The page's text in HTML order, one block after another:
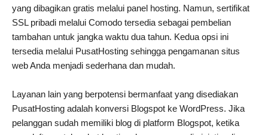
yang dibagikan gratis melalui panel hosting. Namun, sertifikat
SSL pribadi melalui Comodo tersedia sebagai pembelian
tambahan untuk jangka waktu dua tahun. Kedua opsi ini
tersedia melalui PusatHosting sehingga pengamanan situs
web Anda menjadi sederhana dan mudah.​​
Layanan lain yang berpotensi bermanfaat yang disediakan
PusatHosting adalah konversi Blogspot ke WordPress. Jika
pelanggan sudah memiliki blog di platform Blogspot, ketika